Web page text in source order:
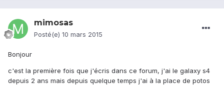
mimosas
Posté(e) 10 mars 2015
Bonjour
c'est la première fois que j'écris dans ce forum, j'ai le galaxy s4
depuis 2 ans mais depuis quelque temps j'ai à la place de potos